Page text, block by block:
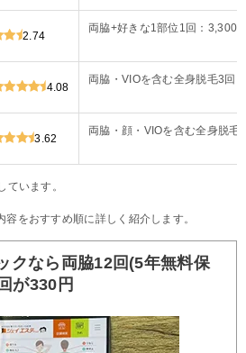
2.74
両脇+好きな1部位1回：3,300
4.08
両脇・VIOを含む全身脱毛3回
3.62
両脇・顔・VIOを含む全身脱毛
います。
をおすすめ順に詳しく紹介します。
クなら両脇12回(5年無料保
が330円